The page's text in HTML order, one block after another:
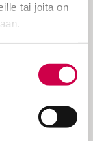
tai joita on
pyhä
mutta